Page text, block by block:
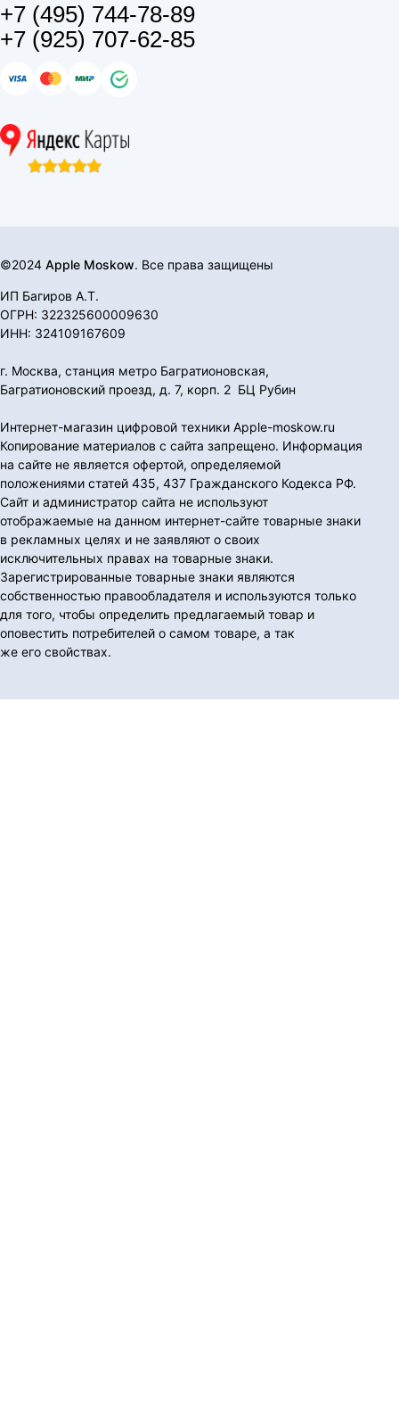
+7 (495) 744-78-89
+7 (925) 707-62-85
©2024 Apple Moskow. Все права защищены
ИП Багиров А.Т.
ОГРН: 322325600009630
ИНН: 324109167609
г. Москва, станция метро Багратионовская,
Багратионовский проезд, д. 7, корп. 2 БЦ Рубин
Интернет-магазин цифровой техники Apple-moskow.ru
Копирование материалов с сайта запрещено. Информация
на сайте не является офертой, определяемой
положениями статей 435, 437 Гражданского Кодекса РФ.
Сайт и администратор сайта не используют
отображаемые на данном интернет-сайте товарные знаки
в рекламных целях и не заявляют о своих
исключительных правах на товарные знаки.
Зарегистрированные товарные знаки являются
собственностью правообладателя и используются только
для того, чтобы определить предлагаемый товар и
оповестить потребителей о самом товаре, а так
же его свойствах.